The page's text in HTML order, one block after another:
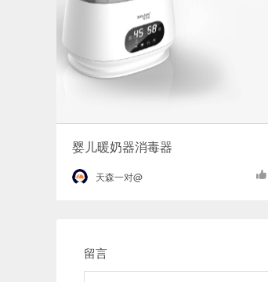
婴儿暖奶器消毒器
天森一对@
留言